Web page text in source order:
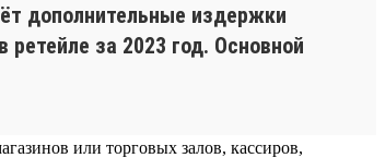
дополнительные издержки
ретейле за 2023 год. Основной
или торговых залов, кассиров,